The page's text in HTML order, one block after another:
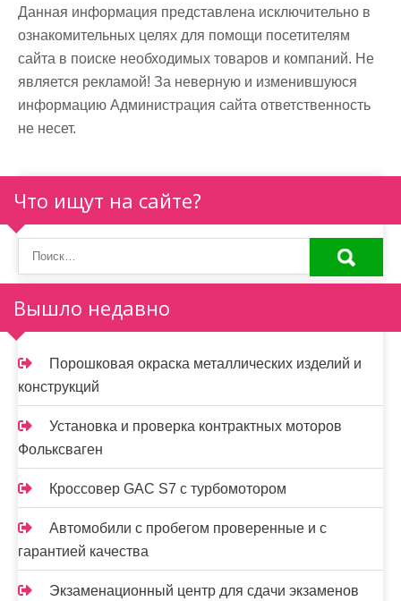
Данная информация представлена исключительно в
ознакомительных целях для помощи посетителям
сайта в поиске необходимых товаров и компаний. Не
является рекламой! За неверную и изменившуюся
информацию Администрация сайта ответственность
не несет.
Что ищут на сайте?
Вышло недавно
Порошковая окраска металлических изделий и
конструкций
Установка и проверка контрактных моторов
Фольксваген
Кроссовер GAC S7 с турбомотором
Автомобили с пробегом проверенные и с
гарантией качества
Экзаменационный центр для сдачи экзаменов